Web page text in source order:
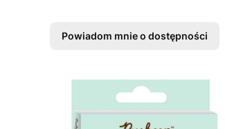
Powiadom mnie o dostępności